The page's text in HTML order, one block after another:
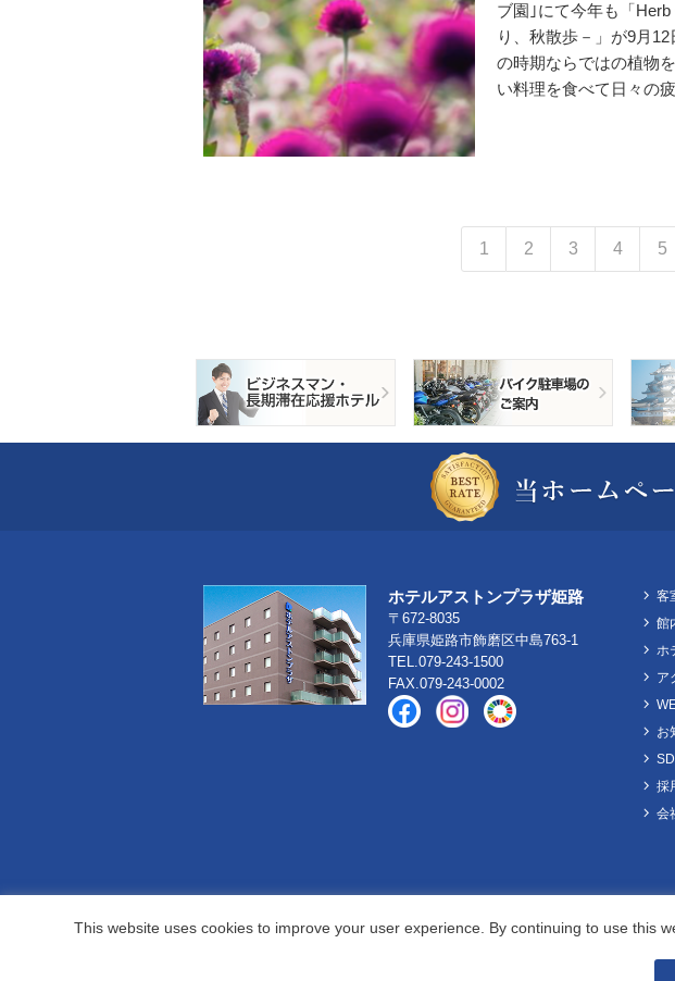
ブ園｣にて今年も「
り、秋散歩－」が9月
の時期ならではの植物
い料理を食べて日々の
し、近くには北野異人
1 2 3 4 5
ホテルアストンプラザ姫路
〒672-8035
兵庫県姫路市飾磨区中島763-1
TEL.079-243-1500
FAX.079-243-0002
客
館
ホ
ア
お
採
会
This website uses cookies to improve your user experience. By continuing to use this